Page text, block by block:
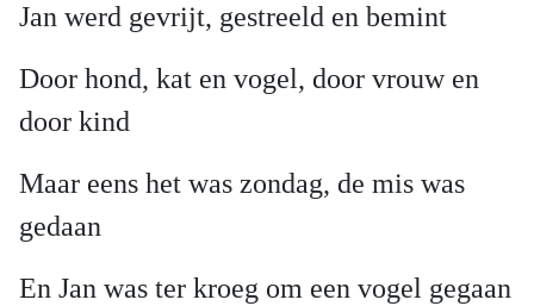
Jan werd gevrijt, gestreeld en bemint
Door hond, kat en vogel, door vrouw en
door kind
Maar eens het was zondag, de mis was
gedaan
En Jan was ter kroeg om een vogel gegaan